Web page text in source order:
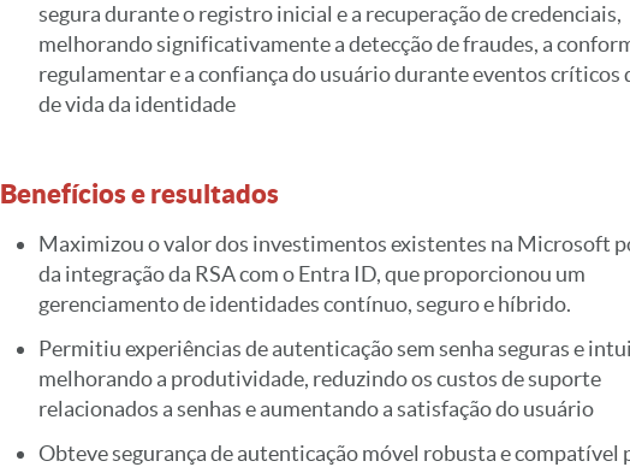
segura durante o registro inicial e a recuperação de credenciais,
melhorando significativamente a detecção de fraudes, a
regulamentar e a confiança do usuário durante eventos críticos
de vida da identidade
Benefícios e resultados
Maximizou o valor dos investimentos existentes na Microsoft
da integração da RSA com o Entra ID, que proporcionou um
gerenciamento de identidades contínuo, seguro e híbrido.
Permitiu experiências de autenticação sem senha seguras e
melhorando a produtividade, reduzindo os custos de suporte
relacionados a senhas e aumentando a satisfação do usuário
Obteve segurança de autenticação móvel robusta e compatível